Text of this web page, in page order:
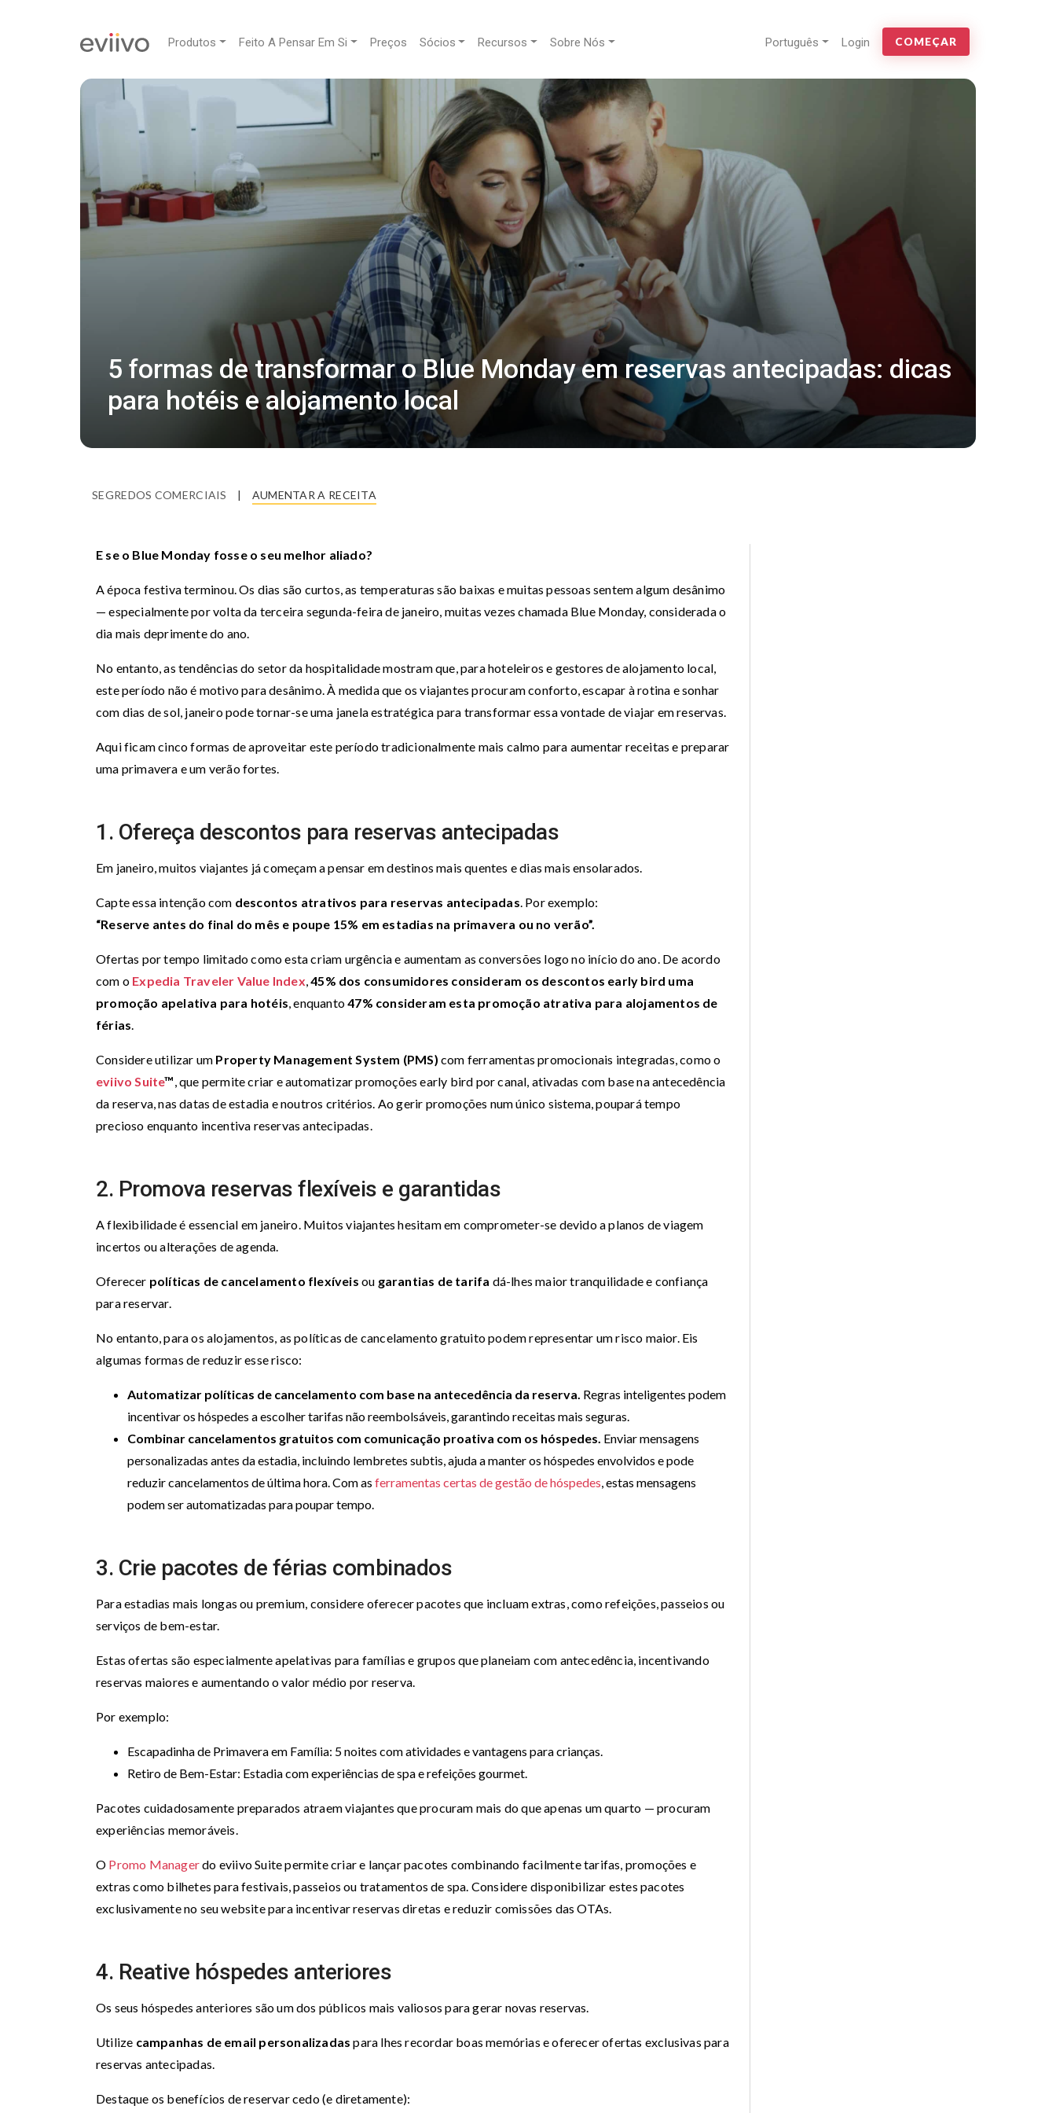
Produtos Feito A Pensar Em Si Preços Sócios Recursos Sobre Nós Português Login COMEÇAR
5 formas de transformar o Blue Monday em reservas antecipadas: dicas
para hotéis e alojamento local
SEGREDOS COMERCIAIS | AUMENTAR A RECEITA
E se o Blue Monday fosse o seu melhor aliado?
A época festiva terminou. Os dias são curtos, as temperaturas são baixas e muitas pessoas sentem algum desânimo
— especialmente por volta da terceira segunda-feira de janeiro, muitas vezes chamada Blue Monday, considerada o
dia mais deprimente do ano.
No entanto, as tendências do setor da hospitalidade mostram que, para hoteleiros e gestores de alojamento local,
este período não é motivo para desânimo. À medida que os viajantes procuram conforto, escapar à rotina e sonhar
com dias de sol, janeiro pode tornar-se uma janela estratégica para transformar essa vontade de viajar em reservas.
Aqui ficam cinco formas de aproveitar este período tradicionalmente mais calmo para aumentar receitas e preparar
uma primavera e um verão fortes.
1. Ofereça descontos para reservas antecipadas
Em janeiro, muitos viajantes já começam a pensar em destinos mais quentes e dias mais ensolarados.
Capte essa intenção com descontos atrativos para reservas antecipadas. Por exemplo:
“Reserve antes do final do mês e poupe 15% em estadias na primavera ou no verão”.
Ofertas por tempo limitado como esta criam urgência e aumentam as conversões logo no início do ano. De acordo
com o Expedia Traveler Value Index,45% dos consumidores consideram os descontos early bird uma
promoção apelativa para hotéis, enquanto47% consideram esta promoção atrativa para alojamentos de
férias.
Considere utilizar um Property Management System (PMS) com ferramentas promocionais integradas, como o
eviivo Suite™, que permite criar e automatizar promoções early bird por canal, ativadas com base na antecedência
da reserva, nas datas de estadia e noutros critérios. Ao gerir promoções num único sistema, poupará tempo
precioso enquanto incentiva reservas antecipadas.
2. Promova reservas flexíveis e garantidas
A flexibilidade é essencial em janeiro. Muitos viajantes hesitam em comprometer-se devido a planos de viagem
incertos ou alterações de agenda.
Oferecer políticas de cancelamento flexíveis ou garantias de tarifa dá-lhes maior tranquilidade e confiança
para reservar.
No entanto, para os alojamentos, as políticas de cancelamento gratuito podem representar um risco maior. Eis
algumas formas de reduzir esse risco:
Automatizar políticas de cancelamento com base na antecedência da reserva. Regras inteligentes podem
incentivar os hóspedes a escolher tarifas não reembolsáveis, garantindo receitas mais seguras.
Combinar cancelamentos gratuitos com comunicação proativa com os hóspedes. Enviar mensagens
personalizadas antes da estadia, incluindo lembretes subtis, ajuda a manter os hóspedes envolvidos e pode
reduzir cancelamentos de última hora. Com as ferramentas certas de gestão de hóspedes, estas mensagens
podem ser automatizadas para poupar tempo.
3. Crie pacotes de férias combinados
Para estadias mais longas ou premium, considere oferecer pacotes que incluam extras, como refeições, passeios ou
serviços de bem-estar.
Estas ofertas são especialmente apelativas para famílias e grupos que planeiam com antecedência, incentivando
reservas maiores e aumentando o valor médio por reserva.
Por exemplo:
Escapadinha de Primavera em Família: 5 noites com atividades e vantagens para crianças.
Retiro de Bem-Estar: Estadia com experiências de spa e refeições gourmet.
Pacotes cuidadosamente preparados atraem viajantes que procuram mais do que apenas um quarto — procuram
experiências memoráveis.
O Promo Managerdo eviivo Suite permite criar e lançar pacotes combinando facilmente tarifas, promoções e
extras como bilhetes para festivais, passeios ou tratamentos de spa. Considere disponibilizar estes pacotes
exclusivamente no seu website para incentivar reservas diretas e reduzir comissões das OTAs.
4. Reative hóspedes anteriores
Os seus hóspedes anteriores são um dos públicos mais valiosos para gerar novas reservas.
Utilize campanhas de email personalizadas para lhes recordar boas memórias e oferecer ofertas exclusivas para
reservas antecipadas.
Destaque os benefícios de reservar cedo (e diretamente):